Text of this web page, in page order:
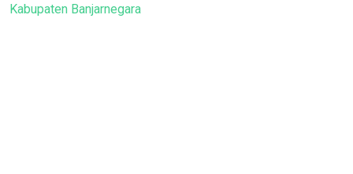
Kabupaten Banjarnegara